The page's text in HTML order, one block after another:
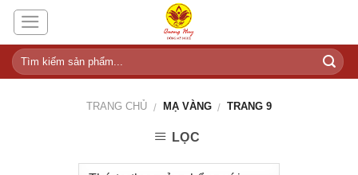
Skip
content
TRANG CHỦ / MẠ VÀNG / TRANG 9
LỌC